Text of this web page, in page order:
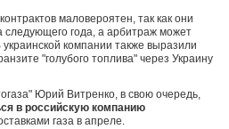
маловероятен, так как они
следующего года, а арбитраж может
украинской компании также выразили
"голубого топлива" через Украину
Юрий Витренко, в свою очередь,
в российскую компанию
газа в апреле.